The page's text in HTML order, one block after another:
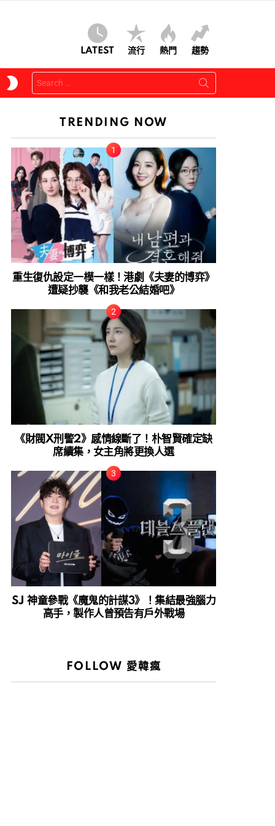
LATEST 流行 熱門 趨勢
SKIN
Search
for:
TRENDING NOW
重生復仇設定一模一樣！港劇《夫妻的博弈》
遭疑抄襲《和我老公結婚吧》
《財閥X刑警2》感情線斷了！朴智賢確定缺
席續集，女主角將更換人選
SJ 神童參戰《魔鬼的計謀3》！集結最強腦力
高手，製作人曾預告有戶外戰場
FOLLOW 愛韓瘋